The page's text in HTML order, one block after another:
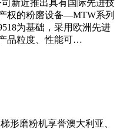
新近推出具有国际先进技
权的粉磨设备—MTW系列
为基础，采用欧洲先进
品粒度、性能可…
形磨粉机享誉澳大利亚、